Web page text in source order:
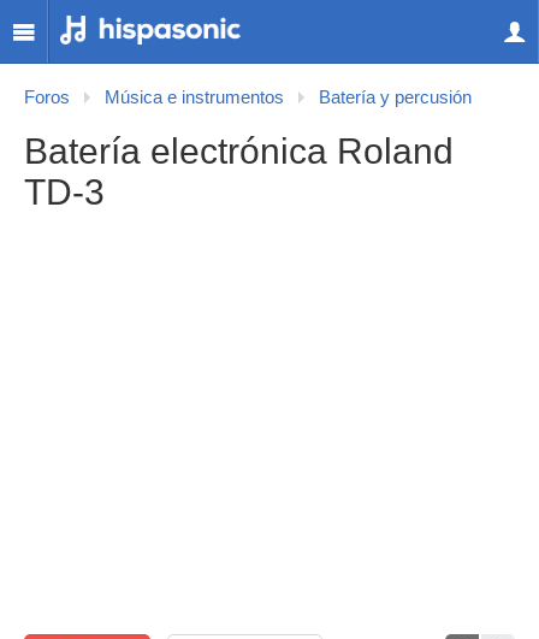
Foros Música e instrumentos Batería y percusión
Batería electrónica Roland
TD-3